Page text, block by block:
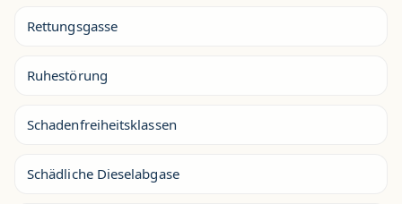
Rettungsgasse
Ruhestörung
Schadenfreiheitsklassen
Schädliche Dieselabgase